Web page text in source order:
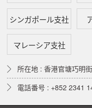
シンガポール支社
マレーシア支社
所在地 : 香港官塘巧明
電話番号 : +852 2341